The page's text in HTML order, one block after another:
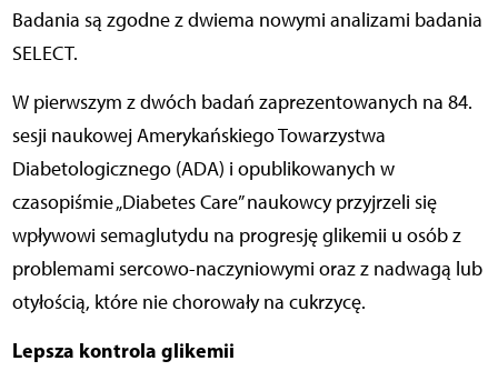
Badania są zgodne z dwiema nowymi analizami badania
SELECT.
W pierwszym z dwóch badań zaprezentowanych na 84.
sesji naukowej Amerykańskiego Towarzystwa
Diabetologicznego (ADA) i opublikowanych w
czasopiśmie „Diabetes Care” naukowcy przyjrzeli się
wpływowi semaglutydu na progresję glikemii u osób z
problemami sercowo-naczyniowymi oraz z nadwagą lub
otyłością, które nie chorowały na cukrzycę.
Lepsza kontrola glikemii